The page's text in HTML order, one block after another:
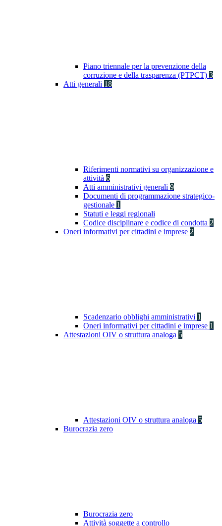
Piano triennale per la prevenzione della
corruzione e della trasparenza (PTPCT) 3
Atti generali 18
Riferimenti normativi su organizzazione e
attività 6
Atti amministrativi generali 9
Documenti di programmazione strategico-
gestionale 1
Statuti e leggi regionali
Codice disciplinare e codice di condotta 2
Oneri informativi per cittadini e imprese 2
Scadenzario obblighi amministrativi 1
Oneri informativi per cittadini e imprese 1
Attestazioni OIV o struttura analoga 5
Attestazioni OIV o struttura analoga 5
Burocrazia zero
Burocrazia zero
Attività soggette a controllo